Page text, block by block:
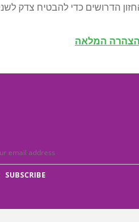
הדרושים כדי להבטיח צדק
המלאה